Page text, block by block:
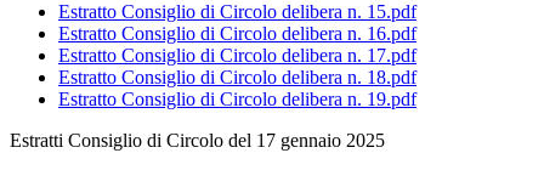
Estratto Consiglio di Circolo delibera n. 15.pdf
Estratto Consiglio di Circolo delibera n. 16.pdf
Estratto Consiglio di Circolo delibera n. 17.pdf
Estratto Consiglio di Circolo delibera n. 18.pdf
Estratto Consiglio di Circolo delibera n. 19.pdf
Estratti Consiglio di Circolo del 17 gennaio 2025